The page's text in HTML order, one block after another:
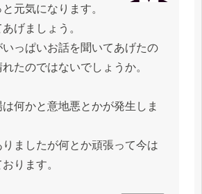
元気になります。
げましょう。
っぱいお話を聞いてあげたの
たのではないでしょうか。
何かと意地悪とかが発生しま
りましたが何とか頑張って今は
ります。